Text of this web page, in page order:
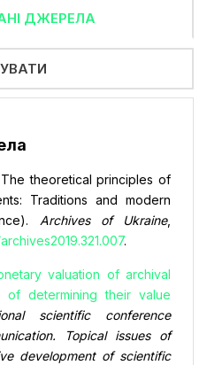
ДЖЕРЕЛА
theoretical principles of
Traditions and modern
Archives of Ukraine,
.
valuation of archival
of determining their value
scientific conference
Topical issues of
development of scientific